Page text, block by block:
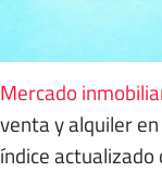
Mercado
venta y alquiler
índice